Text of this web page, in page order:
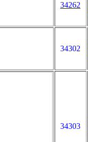
34262
34302
34303